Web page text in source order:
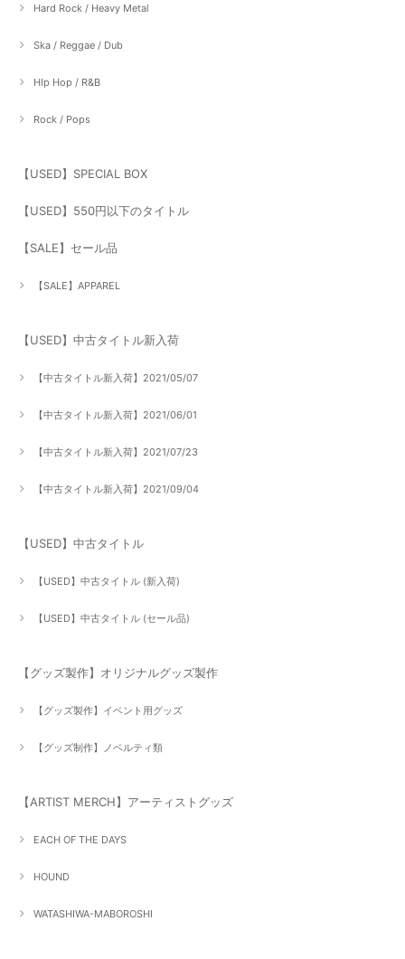
Hard Rock / Heavy Metal
Ska / Reggae / Dub
HIp Hop / R&B
Rock / Pops
【USED】SPECIAL BOX
【USED】550円以下のタイトル
【SALE】セール品
【SALE】APPAREL
【USED】中古タイトル新入荷
【中古タイトル新入荷】2021/05/07
【中古タイトル新入荷】2021/06/01
【中古タイトル新入荷】2021/07/23
【中古タイトル新入荷】2021/09/04
【USED】中古タイトル
【USED】中古タイトル (新入荷)
【USED】中古タイトル (セール品)
【グッズ製作】オリジナルグッズ製作
【グッズ製作】イベント用グッズ
【グッズ制作】ノベルティ類
【ARTIST MERCH】アーティストグッズ
EACH OF THE DAYS
HOUND
WATASHIWA-MABOROSHI